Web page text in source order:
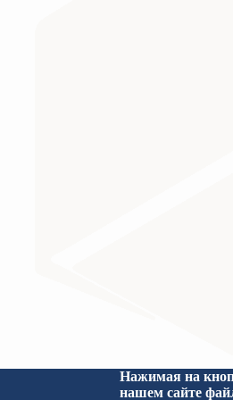
Нажимая на
нашем сайте